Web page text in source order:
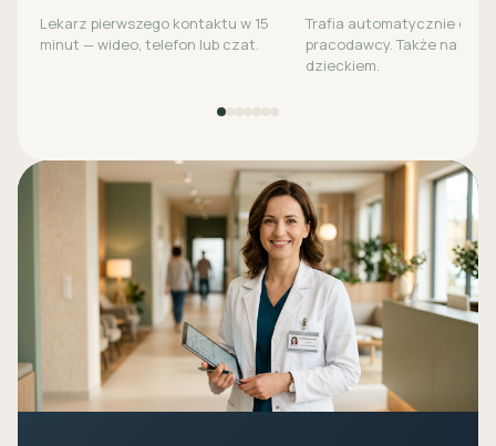
Lekarz pierwszego kontaktu w 15
minut — wideo, telefon lub czat.
Trafia automatycznie do
pracodawcy. Także na
dzieckiem.